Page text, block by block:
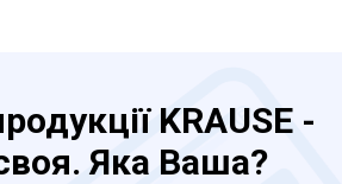
KRAUSE -
Яка Ваша?